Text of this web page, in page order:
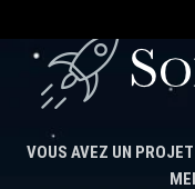
VOUS AVEZ UN